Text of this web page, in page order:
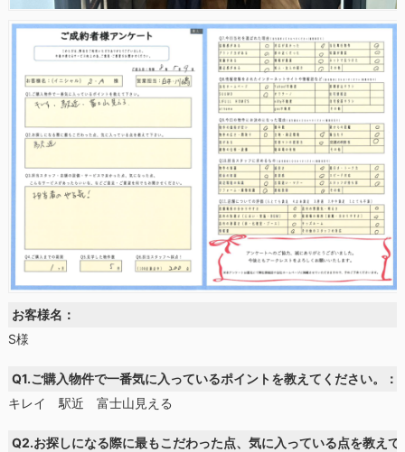
お客様名：
S様
Q1.ご購入物件で一番気に入っているポイントを教えてください。：
キレイ 駅近 富士山見える
Q2.お探しになる際に最もこだわった点、気に入っている点を教えて